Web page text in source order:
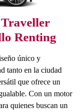
Renting
único y
tanto en la ciudad
que ofrece un
Con un motor
quienes buscan un